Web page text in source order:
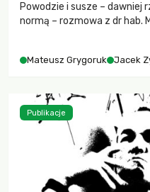
Powodzie i susze – dawniej
normą – rozmowa z dr hab.
Mateusz Grygoruk Jacek
Publikacje